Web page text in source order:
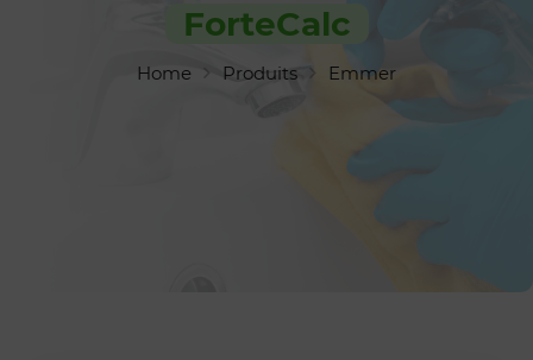
ForteCalc
Home Produits Emmer